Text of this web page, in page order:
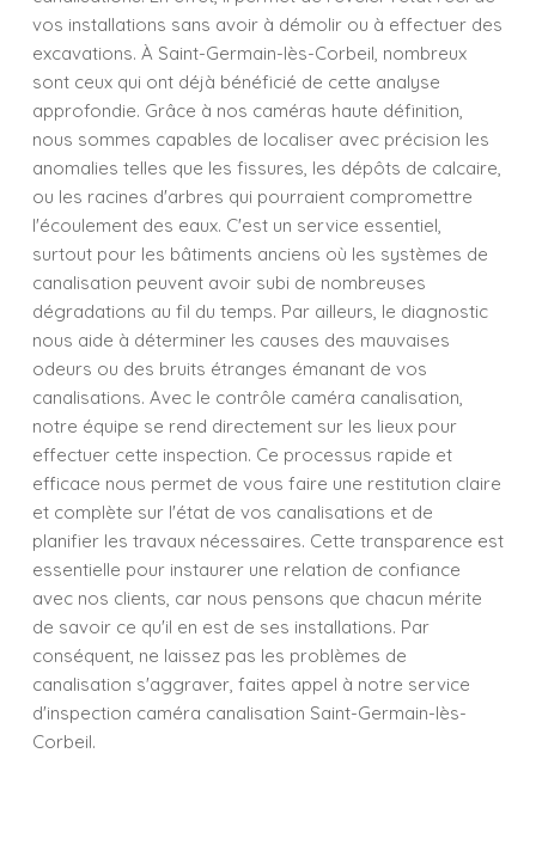
vos installations sans avoir à démolir ou à effectuer des
excavations. À Saint-Germain-lès-Corbeil, nombreux
sont ceux qui ont déjà bénéficié de cette analyse
approfondie. Grâce à nos caméras haute définition,
nous sommes capables de localiser avec précision les
anomalies telles que les fissures, les dépôts de calcaire,
ou les racines d'arbres qui pourraient compromettre
l'écoulement des eaux. C'est un service essentiel,
surtout pour les bâtiments anciens où les systèmes de
canalisation peuvent avoir subi de nombreuses
dégradations au fil du temps. Par ailleurs, le diagnostic
nous aide à déterminer les causes des mauvaises
odeurs ou des bruits étranges émanant de vos
canalisations. Avec le contrôle caméra canalisation,
notre équipe se rend directement sur les lieux pour
effectuer cette inspection. Ce processus rapide et
efficace nous permet de vous faire une restitution claire
et complète sur l'état de vos canalisations et de
planifier les travaux nécessaires. Cette transparence est
essentielle pour instaurer une relation de confiance
avec nos clients, car nous pensons que chacun mérite
de savoir ce qu'il en est de ses installations. Par
conséquent, ne laissez pas les problèmes de
canalisation s'aggraver, faites appel à notre service
d'inspection caméra canalisation Saint-Germain-lès-
Corbeil.